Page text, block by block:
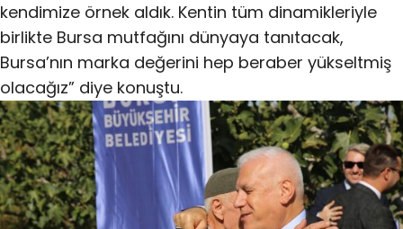
kendimize örnek aldık. Kentin tüm dinamikleriyle
birlikte Bursa mutfağını dünyaya tanıtacak,
Bursa’nın marka değerini hep beraber yükseltmiş
olacağız” diye konuştu.